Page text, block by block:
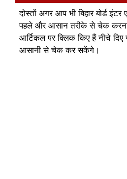
दोस्तों अगर आप भी बिहार बोर्ड इंटर
पहले और आसान तरीके से चेक करना
आर्टिकल पर क्लिक किए हैं नीचे
आसानी से चेक कर सकेंगे।